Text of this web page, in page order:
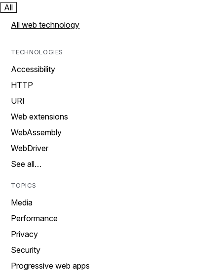
All
All web technology
TECHNOLOGIES
Accessibility
HTTP
URI
Web extensions
WebAssembly
WebDriver
See all…
TOPICS
Media
Performance
Privacy
Security
Progressive web apps